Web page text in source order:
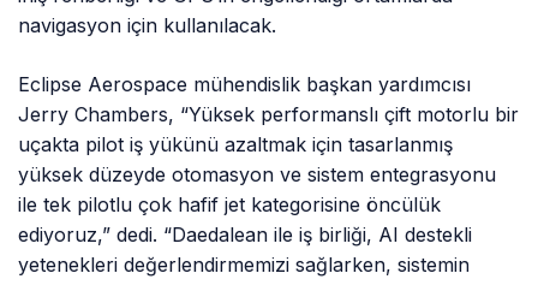
navigasyon için kullanılacak.
Eclipse Aerospace mühendislik başkan yardımcısı
Jerry Chambers, “Yüksek performanslı çift motorlu bir
uçakta pilot iş yükünü azaltmak için tasarlanmış
yüksek düzeyde otomasyon ve sistem entegrasyonu
ile tek pilotlu çok hafif jet kategorisine öncülük
ediyoruz,” dedi. “Daedalean ile iş birliği, AI destekli
yetenekleri değerlendirmemizi sağlarken, sistemin